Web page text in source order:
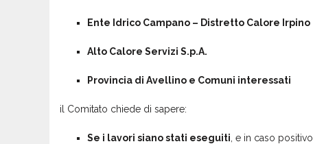
Ente Idrico Campano – Distretto Calore Irpino
Alto Calore Servizi S.p.A.
Provincia di Avellino e Comuni interessati
il Comitato chiede di sapere:
Se i lavori siano stati eseguiti , e in caso positivo,